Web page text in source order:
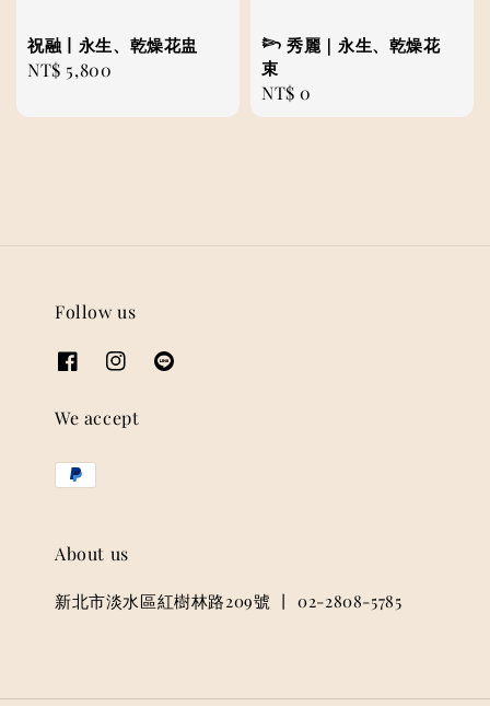
祝融丨永生、乾燥花盅
Regular
NT$ 5,800
𓆸 秀麗｜永生、乾燥花
束
Regular
price
NT$ 0
Follow us
We accept
About us
新北市淡水區紅樹林路209號 丨 02-2808-5785